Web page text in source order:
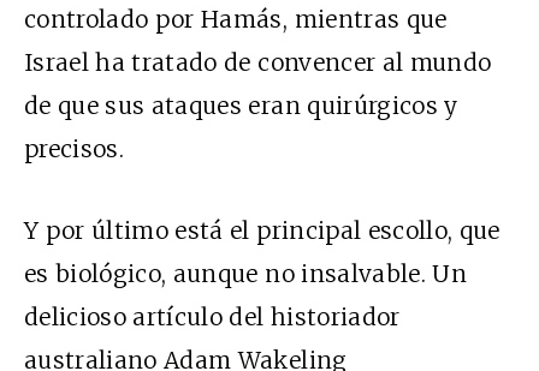
controlado por Hamás, mientras que
Israel ha tratado de convencer al mundo
de que sus ataques eran quirúrgicos y
precisos.
Y por último está el principal escollo, que
es biológico, aunque no insalvable. Un
delicioso artículo del historiador
australiano Adam Wakeling